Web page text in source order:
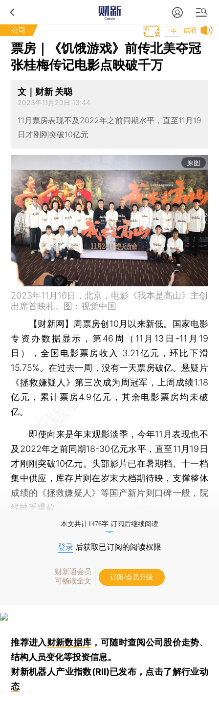
公司 试听
T中
票房｜《饥饿游戏》前传北美夺冠
张桂梅传记电影点映破千万
文｜财新 关聪
2023年11月20日 13:44
11月票房表现不及2022年之前同期水平，直至11月19
日才刚刚突破10亿元
原图
2023年11月16日，北京，电影《我本是高山》主创
出席首映礼。图：视觉中国
【财新网】 周票房创10月以来新低。国家电影
专资办数据显示，第46周（11月13日-11月19
日），全国电影票房收入 3.21亿元，环比下滑
15.75%。在过去一周，没有一天票房破亿。悬疑片
《拯救嫌疑人》第三次成为周冠军，上周成绩1.18
亿元，累计票房4.9亿元，其余电影票房均未破
亿。
即使向来是年末观影淡季，今年11月表现也不
及2022年之前同期18-30亿元水平，直至11月19日
才刚刚突破10亿元。头部影片已在暑期档、十一档
集中供应，库存片则在岁末大档期待映，支撑整体
成绩的《拯救嫌疑人》等国产新片则口碑一般，院
线缺乏爆款。
本文共计1476字 订阅后继续阅读
登录 后获取已订阅的阅读权限
财新通会员
可畅读全文
订阅/会员升级
推荐进入财新数据库 ，可随时查阅公司股价走势、
结构人员变化等投资信息。
财新机器人产业指数(RII)已发布， 点击了解行业动
态